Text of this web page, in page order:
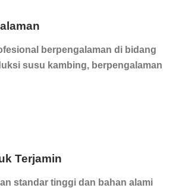
berpengalaman di bidang
susu kambing, berpengalaman
Terjamin
standar tinggi dan bahan alami